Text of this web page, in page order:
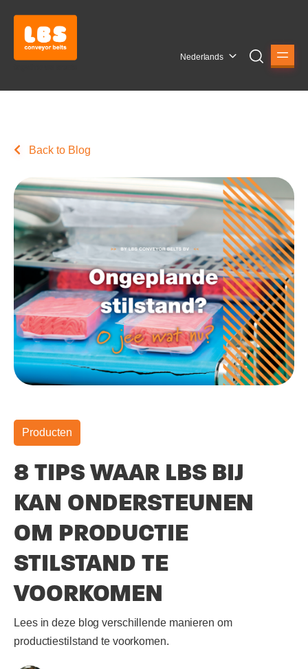
Nederlands
Back to Blog
Producten
8 TIPS WAAR LBS BIJ
KAN ONDERSTEUNEN
OM PRODUCTIE
STILSTAND TE
VOORKOMEN
Lees in deze blog verschillende manieren om
productiestilstand te voorkomen.